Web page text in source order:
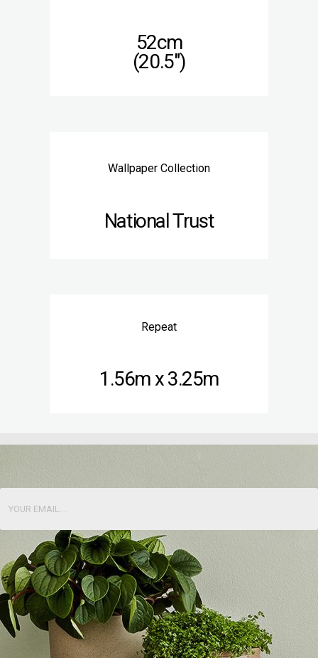
52cm
(20.5″)
Wallpaper Collection
National Trust
Repeat
1.56m x 3.25m